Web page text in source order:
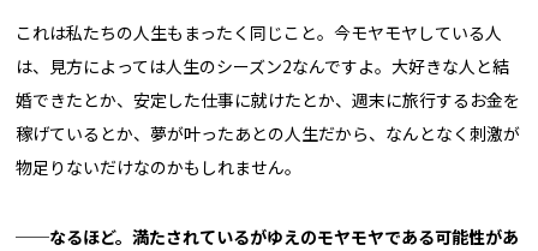
これは私たちの人生もまったく同じこと。今モヤモヤしている人
は、見方によっては人生のシーズン2なんですよ。大好きな人と結
婚できたとか、安定した仕事に就けたとか、週末に旅行するお金を
稼げているとか、夢が叶ったあとの人生だから、なんとなく刺激が
物足りないだけなのかもしれません。
──なるほど。満たされているがゆえのモヤモヤである可能性があ